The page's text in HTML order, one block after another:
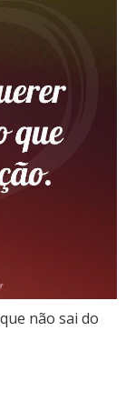
não sai do